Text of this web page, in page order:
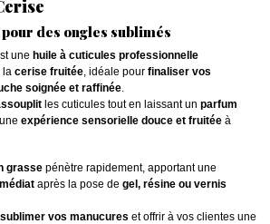
des ongles sublimés
une huile à cuticules professionnelle
la cerise fruitée, idéale pour finaliser vos
soignée et raffinée.
les cuticules tout en laissant un parfum
expérience sensorielle douce et fruitée à
grasse pénètre rapidement, apportant une
après la pose de gel, résine ou vernis
sublimer vos manucures et offrir à vos clientes une